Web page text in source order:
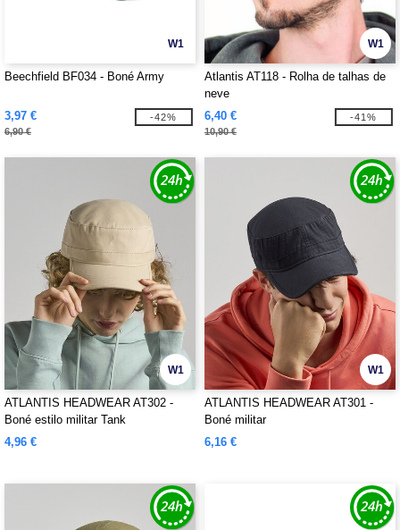
W1
Beechfield BF034 - Boné Army
3,97 €
6,90 €
-42%
W1
Atlantis AT118 - Rolha de talhas de
neve
6,40 €
10,90 €
-41%
W1
ATLANTIS HEADWEAR AT302 -
Boné estilo militar Tank
4,96 €
W1
ATLANTIS HEADWEAR AT301 -
Boné militar
6,16 €